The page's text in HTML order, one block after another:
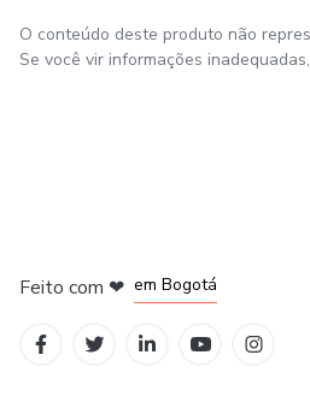
O conteúdo deste produto não
Se você vir informações inadequadas,
Feito com ❤ em Bogotá